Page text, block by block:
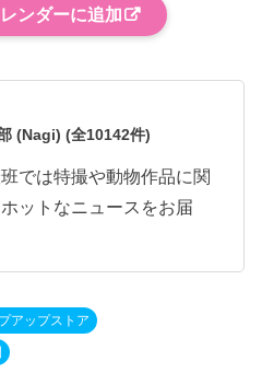
ンダーに追加
(Nagi)(全10142件)
では特撮や動物作品に関
ットなニュースをお届
アップストア